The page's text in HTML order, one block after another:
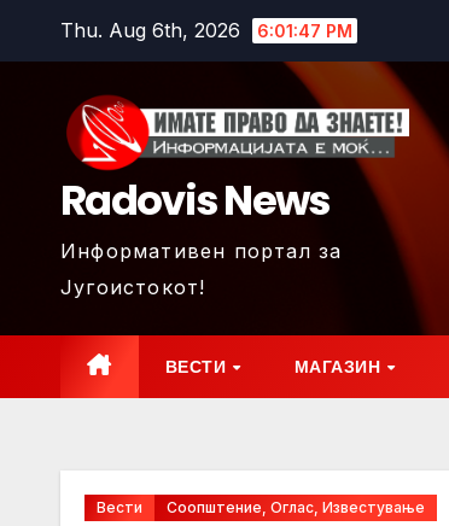
Thu. Aug 6th, 2026 6:01:48 PM
Radovis News
Информативен портал за
Југоистокот!
ВЕСТИ МАГАЗИН
Вести Соопштение, Оглас, Известување